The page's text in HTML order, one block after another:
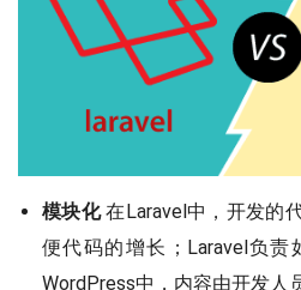
模块化在Laravel中，开发的
便代码的增长；Laravel负
WordPress中，内容由开发人